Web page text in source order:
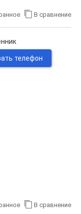
В сравнение
телефон
В сравнение